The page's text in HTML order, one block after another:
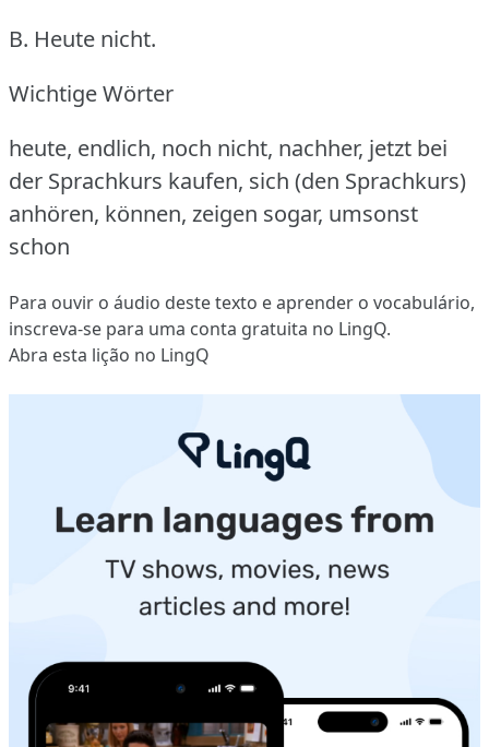
B. Heute nicht.
Wichtige Wörter
heute, endlich, noch nicht, nachher, jetzt bei
der Sprachkurs kaufen, sich (den Sprachkurs)
anhören, können, zeigen sogar, umsonst
schon
Para ouvir o áudio deste texto e aprender o vocabulário,
inscreva-se para uma conta gratuita no LingQ.
Abra esta lição no LingQ